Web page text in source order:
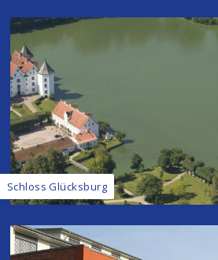
Schloss Glücksburg